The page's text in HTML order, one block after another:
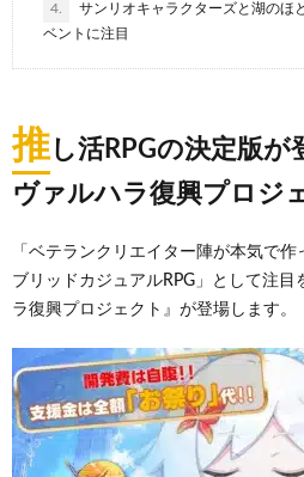
4.
サンリオキャラクターズと湖のほ
ベントに注目
推し活RPGの決定版が
ヴァルハラ復興プロジ
「ベテランクリエイター陣が本気で
ブリッドカジュアルRPG」として注
ラ復興プロジェクト』が登場します。